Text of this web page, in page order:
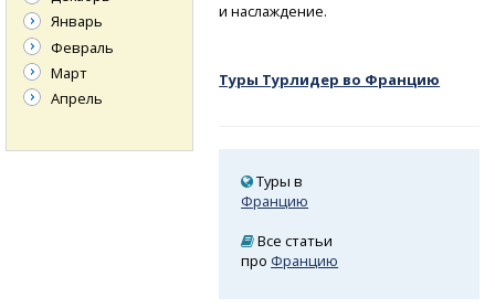
и наслаждение.
Туры Турлидер во Францию
Туры в
Францию
Все статьи
про Францию
Январь
Февраль
Март
Апрель